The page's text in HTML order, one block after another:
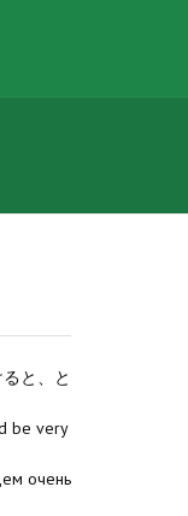
と、と
be very
очень